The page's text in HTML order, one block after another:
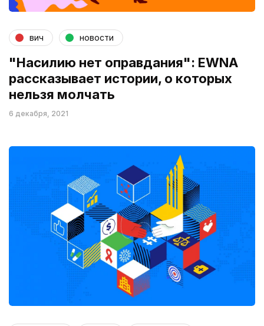
вич новости
"Насилию нет оправдания": EWNA
рассказывает истории, о которых
нельзя молчать
6 декабря, 2021